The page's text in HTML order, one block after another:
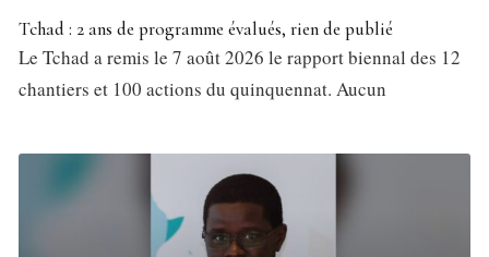
Tchad : 2 ans de programme évalués, rien de publié
Le Tchad a remis le 7 août 2026 le rapport biennal des 12
chantiers et 100 actions du quinquennat. Aucun